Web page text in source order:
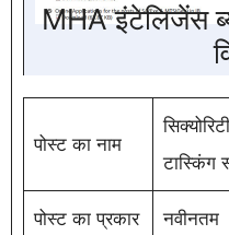
MHA इंटेलिजेंस
पोस्ट का नाम
टास्किंग
पोस्ट का प्रकार नवीनतम